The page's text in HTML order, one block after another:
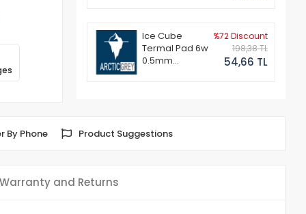
Ice Cube
Termal Pad 6w
0.5mm
%72 Discount
198,38 TL
54,66 TL
By Phone Product Suggestions
Warranty and Returns